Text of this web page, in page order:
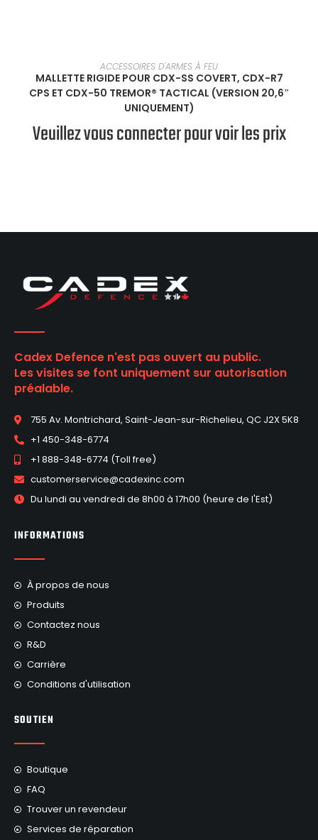
SÉLECTIONNER UNE OPTION
ACCESSOIRES D'ARMES À FEU
MALLETTE RIGIDE POUR CDX-SS COVERT, CDX-R7
CPS ET CDX-50 TREMOR® TACTICAL (VERSION 20,6″
UNIQUEMENT)
Veuillez vous connecter pour voir les prix
Cadex Defence n'est pas ouvert au public.
Les visites se font uniquement sur autorisation
préalable.
755 Av. Montrichard, Saint-Jean-sur-Richelieu, QC J2X 5K8
+1 450-348-6774
+1 888-348-6774 (Toll free)
customerservice@cadexinc.com
Du lundi au vendredi de 8h00 à 17h00 (heure de l'Est)
INFORMATIONS
À propos de nous
Produits
Contactez nous
R&D
Carrière
Conditions d'utilisation
SOUTIEN
Boutique
FAQ
Trouver un revendeur
Services de réparation